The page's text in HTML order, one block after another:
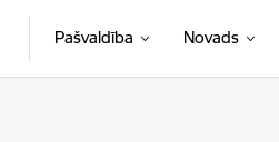
Pašvaldība Novads